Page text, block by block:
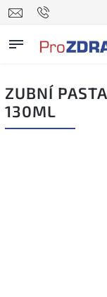
ZUBNÍ
130ML